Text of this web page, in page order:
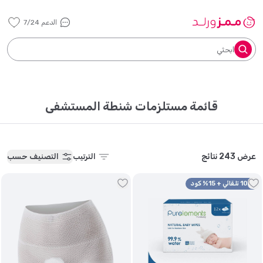
الدعم 7/24
ابحثي
قائمة مستلزمات شنطة المستشفى
عرض 243 نتائج الترتيب التصنيف حسب
10% تلقائي + 15% كود